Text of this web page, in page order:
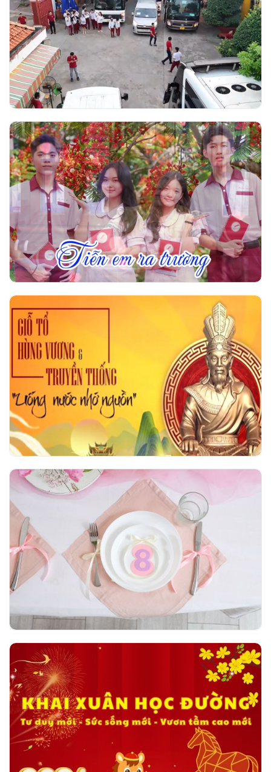
học sinh khối 12 đến các hội đồng thi tốt
nghiệp THPT 2026
Video nhạc Tiễn em ra trường - Thơ Phạm
Thị Thúy Vĩnh
Giỗ tổ Hùng Vương và Truyền thống uống
nước nhớ nguồn
Hội thi Duyên dáng áo dài Ngô Thời Nhiệm
2026 - Tri ân vẻ đẹp người giáo viên nhân
ngày 08/03/2026
Khai xuân học đường - Tư duy mới - Sức
sống mới - Vươn tầm cao mới